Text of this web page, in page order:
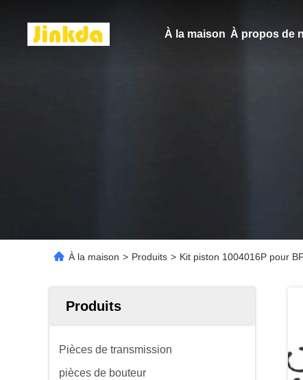
À la maison À propos de
À la maison > Produits > Kit piston 1004016P pour
Produits
Pièces de transmission
pièces de bouteur